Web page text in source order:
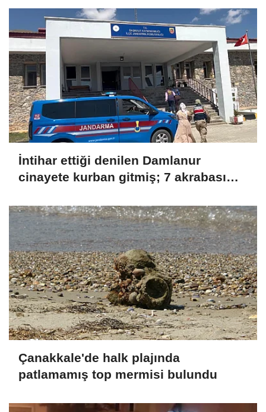
İntihar ettiği denilen Damlanur
cinayete kurban gitmiş; 7 akrabası
Çanakkale'de halk plajında
patlamamış top mermisi bulundu